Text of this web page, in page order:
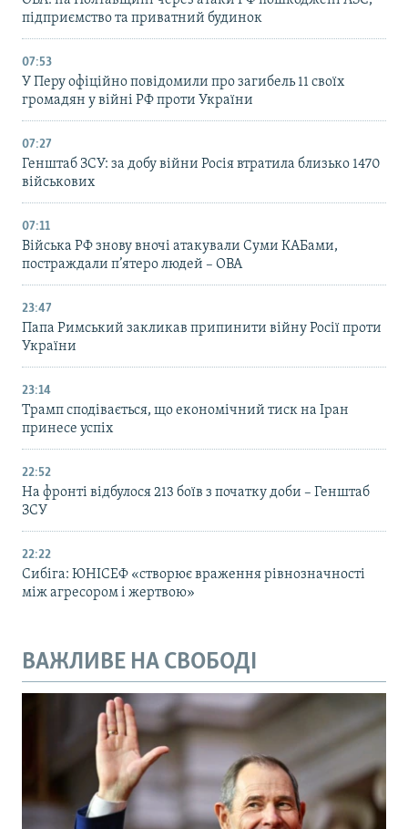
підприємство та приватний будинок
07:53
У Перу офіційно повідомили про загибель 11 своїх
громадян у війні РФ проти України
07:27
Генштаб ЗСУ: за добу війни Росія втратила близько 1470
військових
07:11
Війська РФ знову вночі атакували Суми КАБами,
постраждали п’ятеро людей – ОВА
23:47
Папа Римський закликав припинити війну Росії проти
України
23:14
Трамп сподівається, що економічний тиск на Іран
принесе успіх
22:52
На фронті відбулося 213 боїв з початку доби – Генштаб
ЗСУ
22:22
Сибіга: ЮНІСЕФ «створює враження рівнозначності
між агресором і жертвою»
ВАЖЛИВЕ НА СВОБОДІ